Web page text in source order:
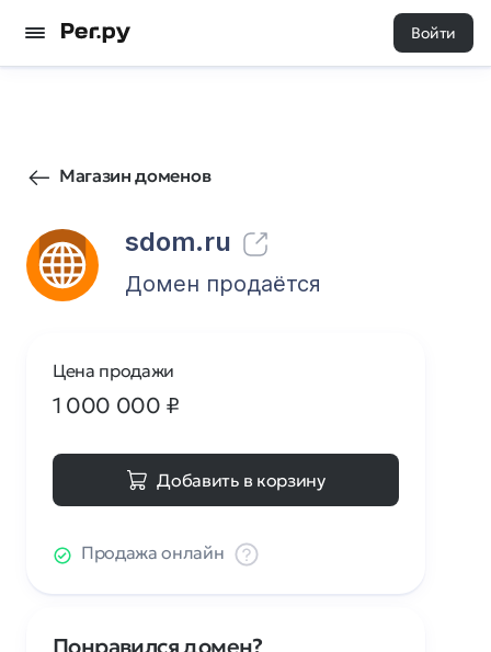
Войти
Магазин доменов
sdom.ru
166 0
Домен продаётся
Цена продажи
1 000 000 ₽
Добавить в корзину
Продажа онлайн